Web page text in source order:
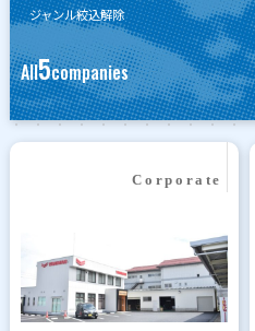
ジャンル絞込解除
All5companies